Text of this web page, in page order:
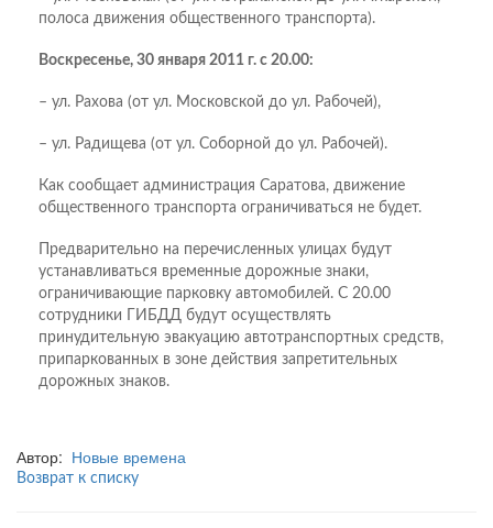
полоса движения общественного транспорта).
Воскресенье, 30 января 2011 г. с 20.00:
– ул. Рахова (от ул. Московской до ул. Рабочей),
– ул. Радищева (от ул. Соборной до ул. Рабочей).
Как сообщает администрация Саратова, движение
общественного транспорта ограничиваться не будет.
Предварительно на перечисленных улицах будут
устанавливаться временные дорожные знаки,
ограничивающие парковку автомобилей. С 20.00
сотрудники ГИБДД будут осуществлять
принудительную эвакуацию автотранспортных средств,
припаркованных в зоне действия запретительных
дорожных знаков.
Автор: Новые времена
Возврат к списку